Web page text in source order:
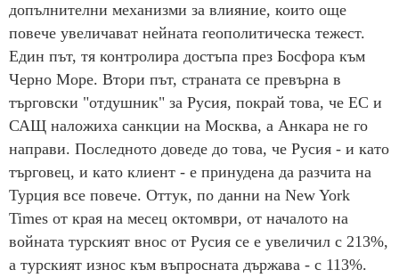
допълнителни механизми за влияние, които още
повече увеличават нейната геополитическа тежест.
Един път, тя контролира достъпа през Босфора към
Черно Море. Втори път, страната се превърна в
търговски "отдушник" за Русия, покрай това, че ЕС и
САЩ наложиха санкции на Москва, а Анкара не го
направи. Последното доведе до това, че Русия - и като
търговец, и като клиент - е принудена да разчита на
Турция все повече. Оттук, по данни на New York
Times от края на месец октомври, от началото на
войната турският внос от Русия се е увеличил с 213%,
а турският износ към въпросната държава - с 113%.